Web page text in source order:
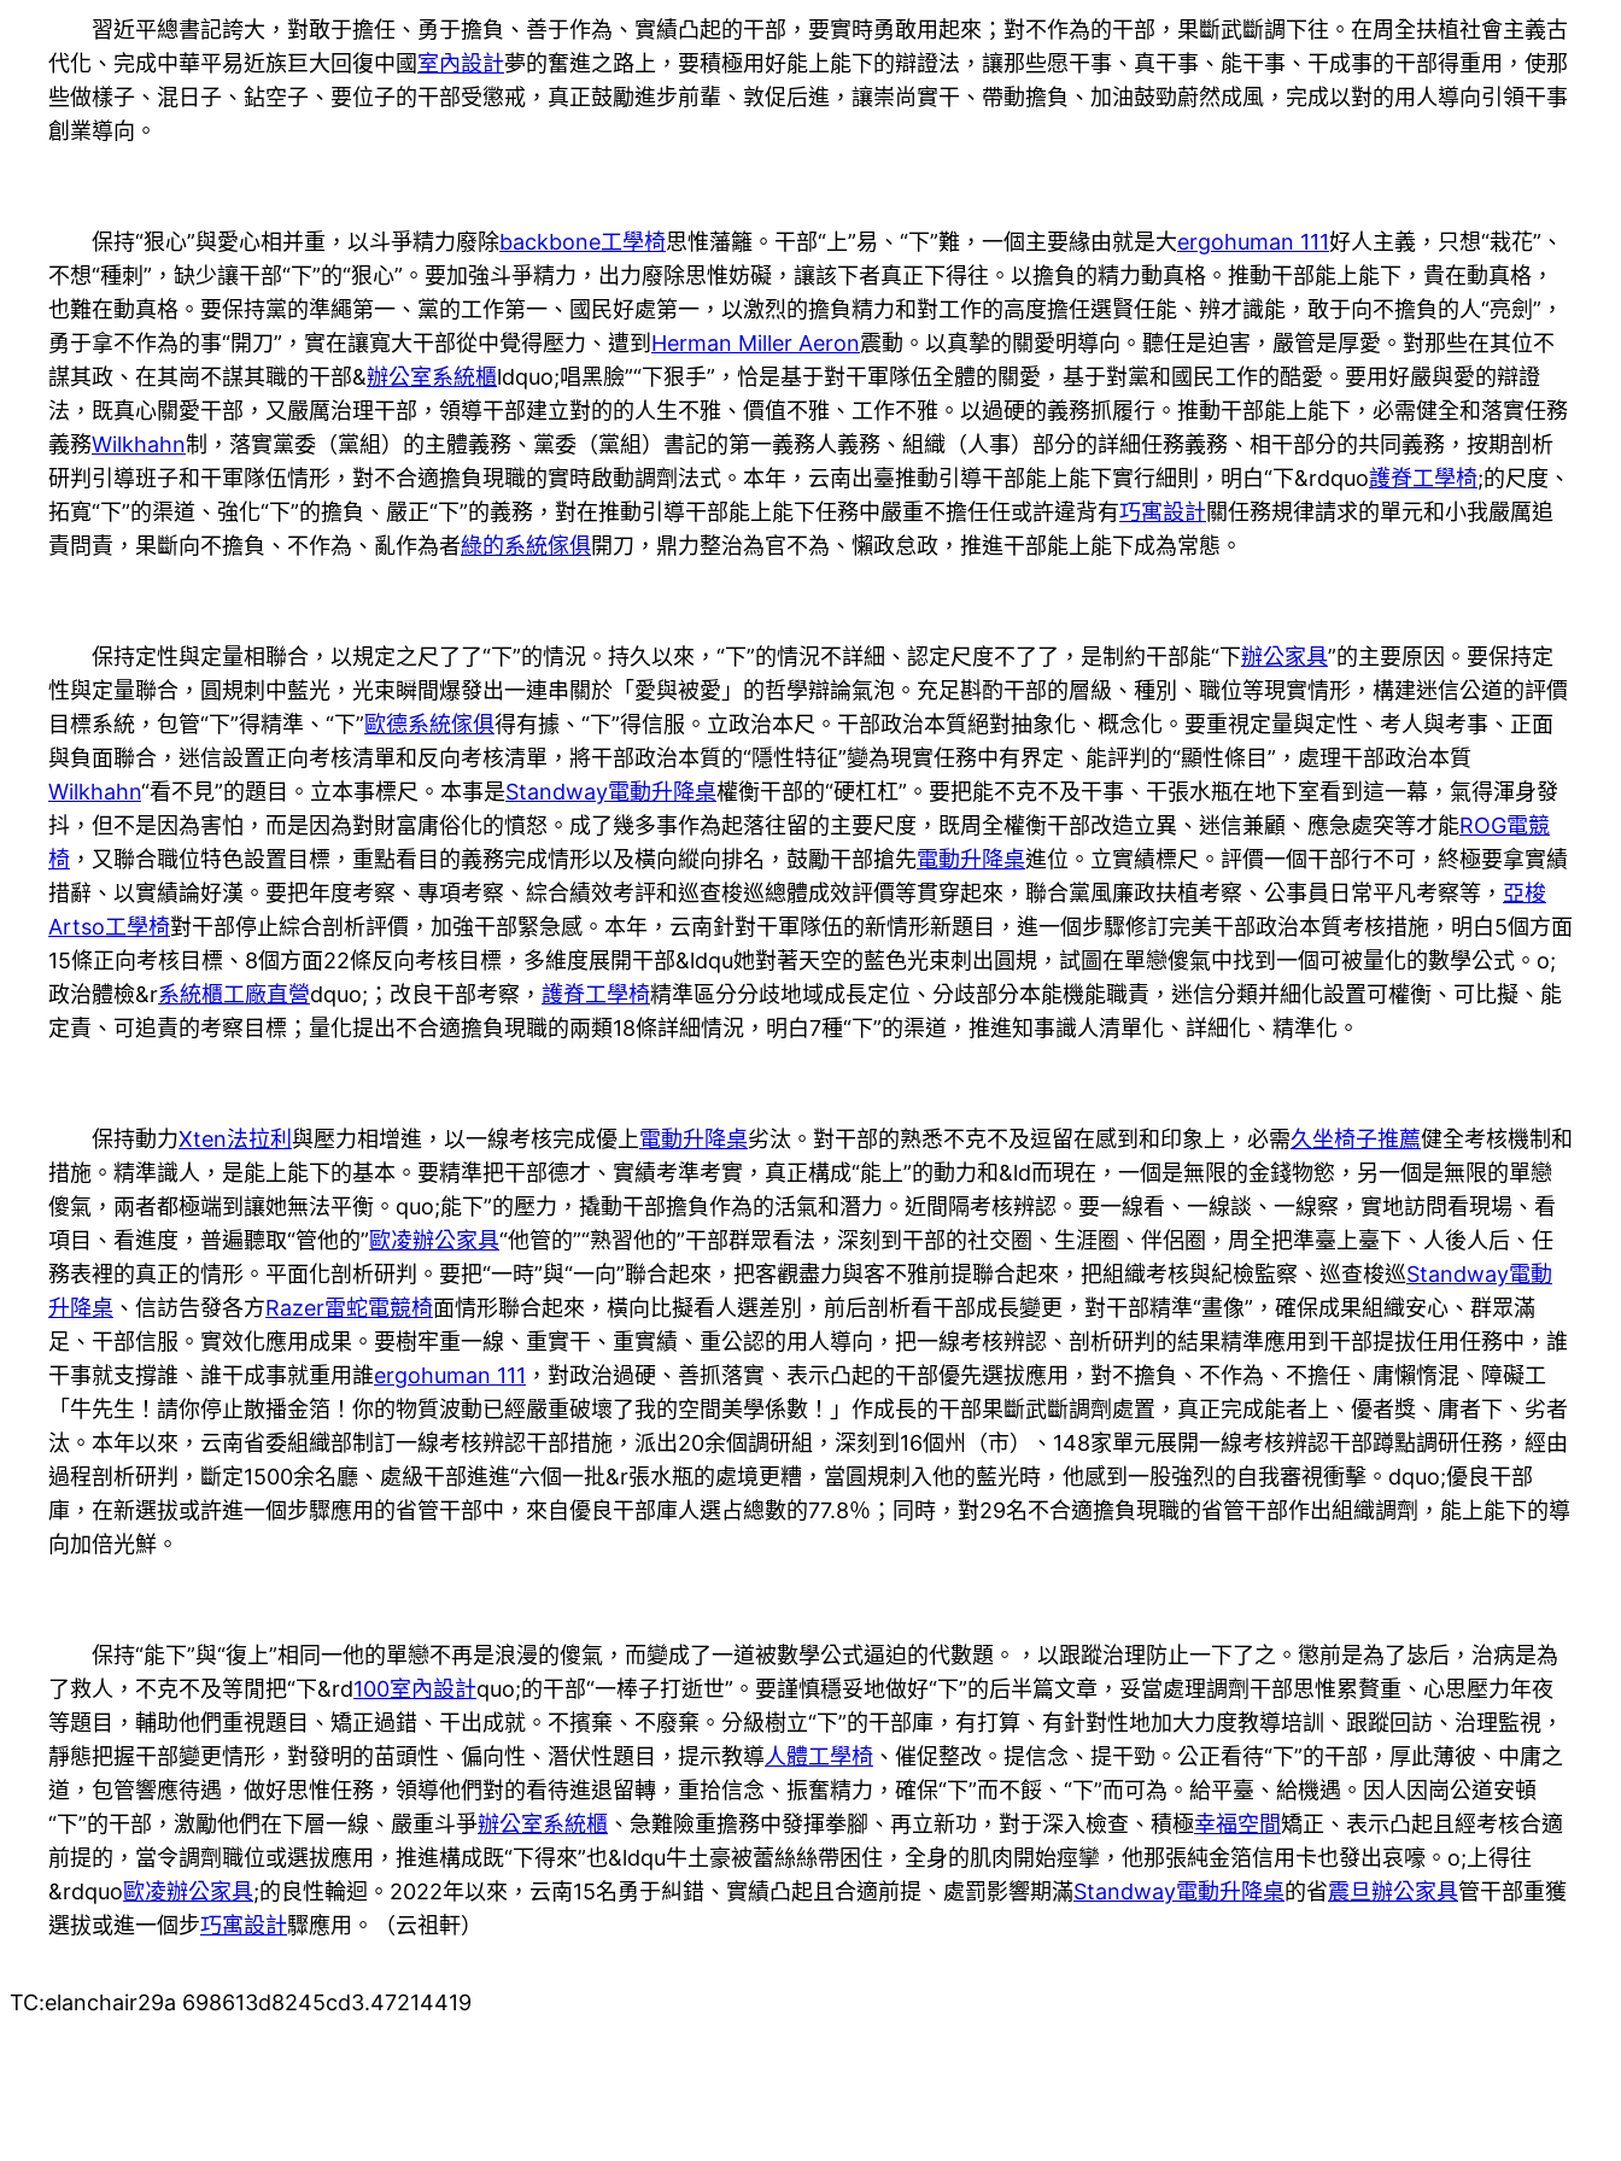
習近平總書記誇大，對敢于擔任、勇于擔負、善于作為、實績凸起的干部，要實時勇敢用起來；對不作為的干部，果斷武斷調下往。在周全扶植社會主義古
代化、完成中華平易近族巨大回復中國室內設計夢的奮進之路上，要積極用好能上能下的辯證法，讓那些愿干事、真干事、能干事、干成事的干部得重用，使那
些做樣子、混日子、鉆空子、要位子的干部受懲戒，真正鼓勵進步前輩、敦促后進，讓崇尚實干、帶動擔負、加油鼓勁蔚然成風，完成以對的用人導向引領干事
創業導向。
保持“狠心”與愛心相并重，以斗爭精力廢除backbone工學椅思惟藩籬。干部“上”易、“下”難，一個主要緣由就是大ergohuman 111好人主義，只想“栽花”、
不想“種刺”，缺少讓干部“下”的“狠心”。要加強斗爭精力，出力廢除思惟妨礙，讓該下者真正下得往。以擔負的精力動真格。推動干部能上能下，貴在動真格，
也難在動真格。要保持黨的準繩第一、黨的工作第一、國民好處第一，以激烈的擔負精力和對工作的高度擔任選賢任能、辨才識能，敢于向不擔負的人“亮劍”，
勇于拿不作為的事“開刀”，實在讓寬大干部從中覺得壓力、遭到 Herman Miller Aeron震動。以真摯的關愛明導向。聽任是迫害，嚴管是厚愛。對那些在其位不
謀其政、在其崗不謀其職的干部&辦公室系統櫃ldquo;唱黑臉”“下狠手”，恰是基于對干軍隊伍全體的關愛，基于對黨和國民工作的酷愛。要用好嚴與愛的辯證
法，既真心關愛干部，又嚴厲治理干部，領導干部建立對的的人生不雅、價值不雅、工作不雅。以過硬的義務抓履行。推動干部能上能下，必需健全和落實任務
義務Wilkhahn制，落實黨委（黨組）的主體義務、黨委（黨組）書記的第一義務人義務、組織（人事）部分的詳細任務義務、相干部分的共同義務，按期剖析
研判引導班子和干軍隊伍情形，對不合適擔負現職的實時啟動調劑法式。本年，云南出臺推動引導干部能上能下實行細則，明白“下&rdquo護脊工學椅;的尺度、
拓寬“下”的渠道、強化“下”的擔負、嚴正“下”的義務，對在推動引導干部能上能下任務中嚴重不擔任任或許違背有巧寓設計關任務規律請求的單元和小我嚴厲追
責問責，果斷向不擔負、不作為、亂作為者綠的系統傢俱開刀，鼎力整治為官不為、懶政怠政，推進干部能上能下成為常態。
保持定性與定量相聯合，以規定之尺了了“下”的情況。持久以來，“下”的情況不詳細、認定尺度不了了，是制約干部能“下辦公家具”的主要原因。要保持定
性與定量聯合，圓規刺中藍光，光束瞬間爆發出一連串關於「愛與被愛」的哲學辯論氣泡。充足斟酌干部的層級、種別、職位等現實情形，構建迷信公道的評價
目標系統，包管“下”得精準、“下”歐德系統傢俱得有據、“下”得信服。立政治本尺。干部政治本質絕對抽象化、概念化。要重視定量與定性、考人與考事、正面
與負面聯合，迷信設置正向考核清單和反向考核清單，將干部政治本質的“隱性特征”變為現實任務中有界定、能評判的“顯性條目”，處理干部政治本質
Wilkhahn“看不見”的題目。立本事標尺。本事是Standway電動升降桌權衡干部的“硬杠杠”。要把能不克不及干事、干張水瓶在地下室看到這一幕，氣得渾身發
抖，但不是因為害怕，而是因為對財富庸俗化的憤怒。成了幾多事作為起落往留的主要尺度，既周全權衡干部改造立異、迷信兼顧、應急處突等才能ROG電競
椅 ，又聯合職位特色設置目標，重點看目的義務完成情形以及橫向縱向排名，鼓勵干部搶先電動升降桌進位。立實績標尺。評價一個干部行不可，終極要拿實績
措辭、以實績論好漢。要把年度考察、專項考察、綜合績效考評和巡查梭巡總體成效評價等貫穿起來，聯合黨風廉政扶植考察、公事員日常平凡考察等， 亞梭
Artso工學椅對干部停止綜合剖析評價，加強干部緊急感。本年，云南針對干軍隊伍的新情形新題目，進一個步驟修訂完美干部政治本質考核措施，明白5個方面
15條正向考核目標、8個方面22條反向考核目標，多維度展開干部&ldqu她對著天空的藍色光束刺出圓規，試圖在單戀傻氣中找到一個可被量化的數學公式。o;
政治體檢&r系統櫃工廠直營dquo;；改良干部考察， 護脊工學椅精準區分分歧地域成長定位、分歧部分本能機能職責，迷信分類并細化設置可權衡、可比擬、能
定責、可追責的考察目標；量化提出不合適擔負現職的兩類18條詳細情況，明白7種“下”的渠道，推進知事識人清單化、詳細化、精準化。
保持動力Xten法拉利 與壓力相增進，以一線考核完成優上電動升降桌劣汰。對干部的熟悉不克不及逗留在感到和印象上，必需久坐椅子推薦健全考核機制和
措施。精準識人，是能上能下的基本。要精準把干部德才、實績考準考實，真正構成“能上”的動力和&ld而現在，一個是無限的金錢物慾，另一個是無限的單戀
傻氣，兩者都極端到讓她無法平衡。quo;能下”的壓力，撬動干部擔負作為的活氣和潛力。近間隔考核辨認。要一線看、一線談、一線察，實地訪問看現場、看
項目、看進度，普遍聽取“管他的”歐凌辦公家具“他管的”“熟習他的”干部群眾看法，深刻到干部的社交圈、生涯圈、伴侶圈，周全把準臺上臺下、人後人后、任
務表裡的真正的情形。平面化剖析研判。要把“一時”與“一向”聯合起來，把客觀盡力與客不雅前提聯合起來，把組織考核與紀檢監察、巡查梭巡Standway電動
升降桌 、信訪告發各方Razer雷蛇電競椅面情形聯合起來，橫向比擬看人選差別，前后剖析看干部成長變更，對干部精準“畫像”，確保成果組織安心、群眾滿
足、干部信服。實效化應用成果。要樹牢重一線、重實干、重實績、重公認的用人導向，把一線考核辨認、剖析研判的結果精準應用到干部提拔任用任務中，誰
干事就支撐誰、誰干成事就重用誰ergohuman 111 ，對政治過硬、善抓落實、表示凸起的干部優先選拔應用，對不擔負、不作為、不擔任、庸懶惰混、障礙工
「牛先生！請你停止散播金箔！你的物質波動已經嚴重破壞了我的空間美學係數！」作成長的干部果斷武斷調劑處置，真正完成能者上、優者獎、庸者下、劣者
汰。本年以來，云南省委組織部制訂一線考核辨認干部措施，派出20余個調研組，深刻到16個州（市）、148家單元展開一線考核辨認干部蹲點調研任務，經由
過程剖析研判，斷定1500余名廳、處級干部進進“六個一批&r張水瓶的處境更糟，當圓規刺入他的藍光時，他感到一股強烈的自我審視衝擊。dquo;優良干部
庫，在新選拔或許進一個步驟應用的省管干部中，來自優良干部庫人選占總數的77.8％；同時，對29名不合適擔負現職的省管干部作出組織調劑，能上能下的導
向加倍光鮮。
保持“能下”與“復上”相同一他的單戀不再是浪漫的傻氣，而變成了一道被數學公式逼迫的代數題。，以跟蹤治理防止一下了之。懲前是為了毖后，治病是為
了救人，不克不及等閒把“下&rd100室內設計quo;的干部“一棒子打逝世”。要謹慎穩妥地做好“下”的后半篇文章，妥當處理調劑干部思惟累贅重、心思壓力年夜
等題目，輔助他們重視題目、矯正過錯、干出成就。不擯棄、不廢棄。分級樹立“下”的干部庫，有打算、有針對性地加大力度教導培訓、跟蹤回訪、治理監視，
靜態把握干部變更情形，對發明的苗頭性、偏向性、潛伏性題目，提示教導人體工學椅 、催促整改。提信念、提干勁。公正看待“下”的干部，厚此薄彼、中庸之
道，包管響應待遇，做好思惟任務，領導他們對的看待進退留轉，重拾信念、振奮精力，確保“下”而不餒、“下”而可為。給平臺、給機遇。因人因崗公道安頓
“下”的干部，激勵他們在下層一線、嚴重斗爭辦公室系統櫃 、急難險重擔務中發揮拳腳、再立新功，對于深入檢查、積極幸福空間矯正、表示凸起且經考核合適
前提的，當令調劑職位或選拔應用，推進構成既“下得來”也&ldqu牛土豪被蕾絲絲帶困住，全身的肌肉開始痙攣，他那張純金箔信用卡也發出哀嚎。o;上得往
&rdquo歐凌辦公家具;的良性輪迴。2022年以來，云南15名勇于糾錯、實績凸起且合適前提、處罰影響期滿Standway電動升降桌的省震旦辦公家具管干部重獲
選拔或進一個步巧寓設計驟應用。（云祖軒）
TC:elanchair29a 698613d8245cd3.47214419